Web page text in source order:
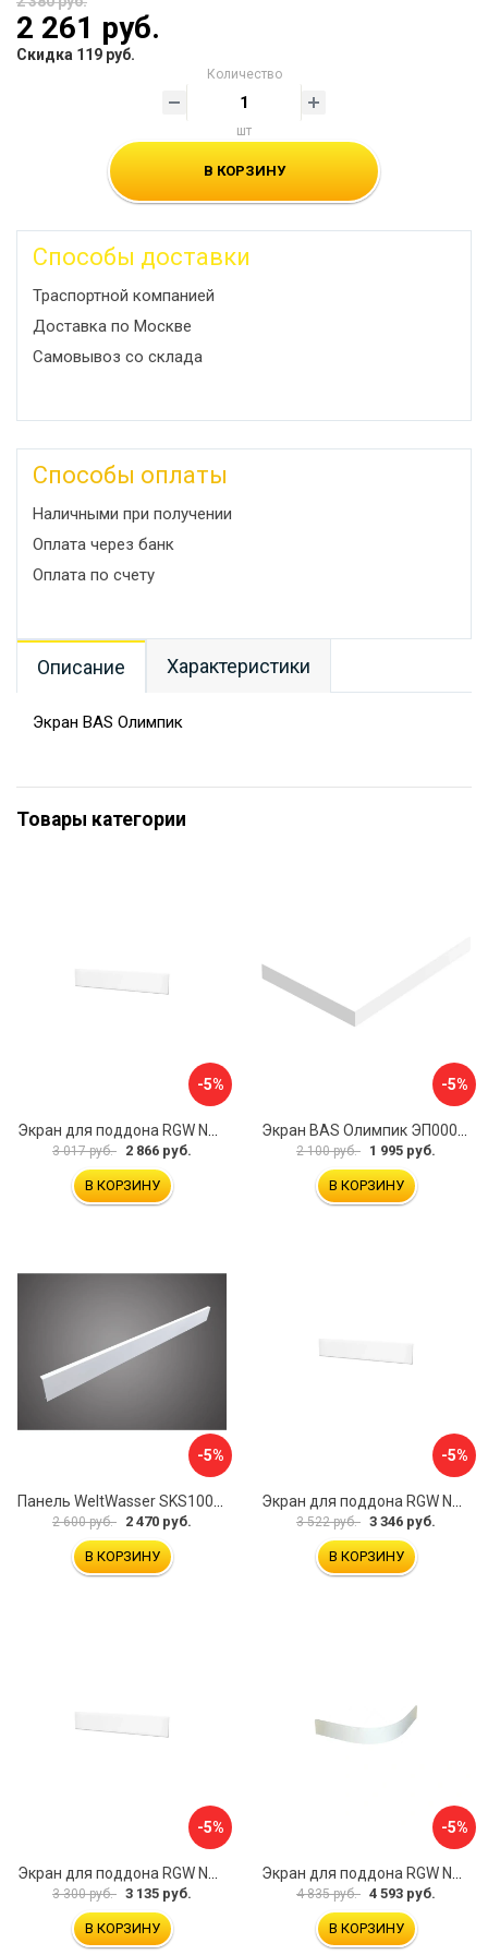
2 261 руб.
Скидка 119 руб.
Количество
шт
В КОРЗИНУ
Способы доставки
Траспортной компанией
Доставка по Москве
Самовывоз со склада
Способы оплаты
Наличными при получении
Оплата через банк
Оплата по счету
Описание Характеристики
Экран BAS Олимпик
Товары категории
-5%
3 017 руб. 2 866 руб.
В КОРЗИНУ
-5%
2 100 руб. 1 995 руб.
В КОРЗИНУ
-5%
Панель WeltWasser SKS100-WT 10000004396
2 600 руб. 2 470 руб.
В КОРЗИНУ
-5%
Экран для поддона RGW NG-21 03231480-01
3 522 руб. 3 346 руб.
В КОРЗИНУ
-5%
3 300 руб. 3 135 руб.
В КОРЗИНУ
-5%
4 835 руб. 4 593 руб.
В КОРЗИНУ